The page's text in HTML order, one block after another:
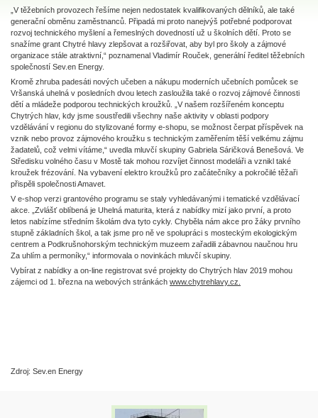
„V těžebních provozech řešíme nejen nedostatek kvalifikovaných dělníků, ale také
generační obměnu zaměstnanců. Připadá mi proto nanejvýš potřebné podporovat
rozvoj technického myšlení a řemeslných dovedností už u školních dětí. Proto se
snažíme grant Chytré hlavy zlepšovat a rozšiřovat, aby byl pro školy a zájmové
organizace stále atraktivní,“ poznamenal Vladimír Rouček, generální ředitel těžebních
společností Sev.en Energy.
Kromě zhruba padesáti nových učeben a nákupu moderních učebních pomůcek se
Vršanská uhelná v posledních dvou letech zasloužila také o rozvoj zájmové činnosti
dětí a mládeže podporou technických kroužků. „V našem rozšířeném konceptu
Chytrých hlav, kdy jsme soustředili všechny naše aktivity v oblasti podpory
vzdělávání v regionu do stylizované formy e-shopu, se možnost čerpat příspěvek na
vznik nebo provoz zájmového kroužku s technickým zaměřením těší velkému zájmu
žadatelů, což velmi vítáme,“ uvedla mluvčí skupiny Gabriela Sáričková Benešová. Ve
Středisku volného času v Mostě tak mohou rozvíjet činnost modeláři a vznikl také
kroužek frézování. Na vybavení elektro kroužků pro začátečníky a pokročilé těžaři
přispěli společnosti Amavet.
V e-shop verzi grantového programu se staly vyhledávanými i tematické vzdělávací
akce. „Zvlášť oblíbená je Uhelná maturita, která z nabídky mizí jako první, a proto
letos nabízíme středním školám dva tyto cykly. Chyběla nám akce pro žáky prvního
stupně základních škol, a tak jsme pro ně ve spolupráci s mosteckým ekologickým
centrem a Podkrušnohorským technickým muzeem zařadili zábavnou naučnou hru
Za uhlím a permoníky,“ informovala o novinkách mluvčí skupiny.
Vybírat z nabídky a on-line registrovat své projekty do Chytrých hlav 2019 mohou
zájemci od 1. března na webových stránkách www.chytrehlavy.cz.
Zdroj: Sev.en Energy